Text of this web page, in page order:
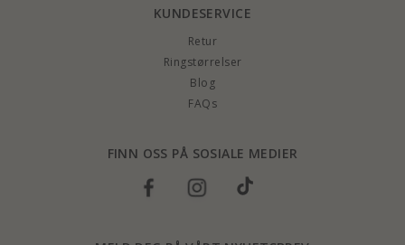
KUNDESERVICE
Retur
Ringstørrelser
Blog
FAQs
FINN OSS PÅ SOSIALE MEDIER